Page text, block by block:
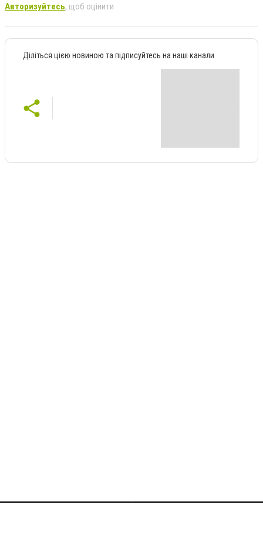
Авторизуйтесь, щоб оцінити
Діліться цією новиною та підписуйтесь на наші канали